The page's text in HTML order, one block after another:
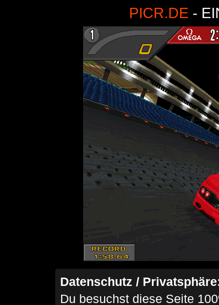
PICR.DE -
Datenschutz /
Du besuchst diese Seite